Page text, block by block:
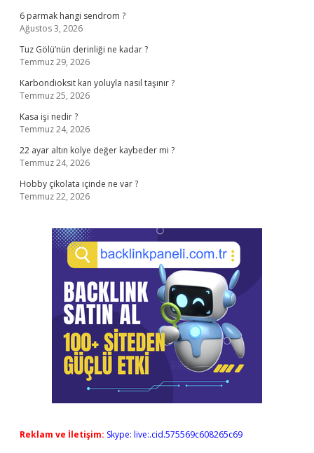
6 parmak hangi sendrom ?
Ağustos 3, 2026
Tuz Gölü’nün derinliği ne kadar ?
Temmuz 29, 2026
Karbondioksit kan yoluyla nasıl taşınır ?
Temmuz 25, 2026
Kasa işi nedir ?
Temmuz 24, 2026
22 ayar altın kolye değer kaybeder mi ?
Temmuz 24, 2026
Hobby çikolata içinde ne var ?
Temmuz 22, 2026
Reklam ve İletişim: Skype: live:.cid.575569c608265c69